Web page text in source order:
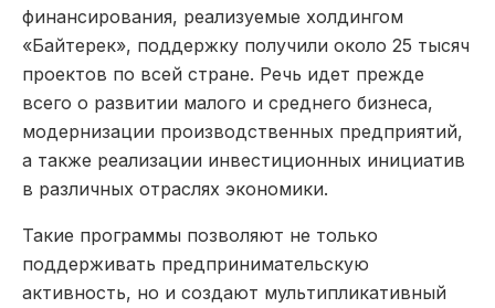
финансирования, реализуемые холдингом
«Байтерек», поддержку получили около 25 тысяч
проектов по всей стране. Речь идет прежде
всего о развитии малого и среднего бизнеса,
модернизации производственных предприятий,
а также реализации инвестиционных инициатив
в различных отраслях экономики.
Такие программы позволяют не только
поддерживать предпринимательскую
активность, но и создают мультипликативный